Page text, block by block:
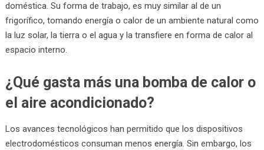
doméstica. Su forma de trabajo, es muy similar al de un
frigorífico, tomando energía o calor de un ambiente natural como
la luz solar, la tierra o el agua y la transfiere en forma de calor al
espacio interno.
¿Qué gasta más una bomba de calor o
el aire acondicionado?
Los avances tecnológicos han permitido que los dispositivos
electrodomésticos consuman menos energía. Sin embargo, los